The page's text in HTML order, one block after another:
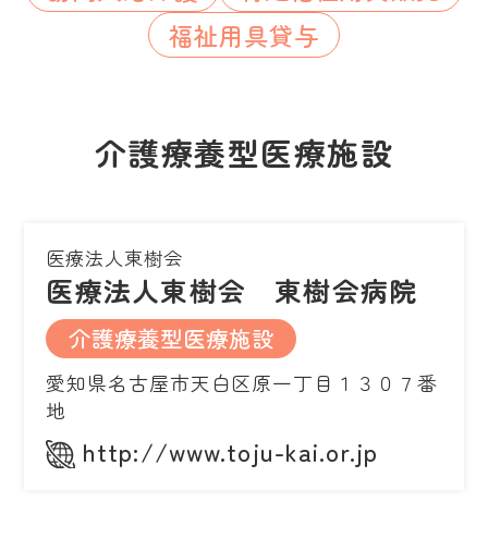
福祉用具貸与
介護療養型医療施設
医療法人東樹会
医療法人東樹会 東樹会病院
介護療養型医療施設
愛知県名古屋市天白区原一丁目１３０７番
地
http://www.toju-kai.or.jp